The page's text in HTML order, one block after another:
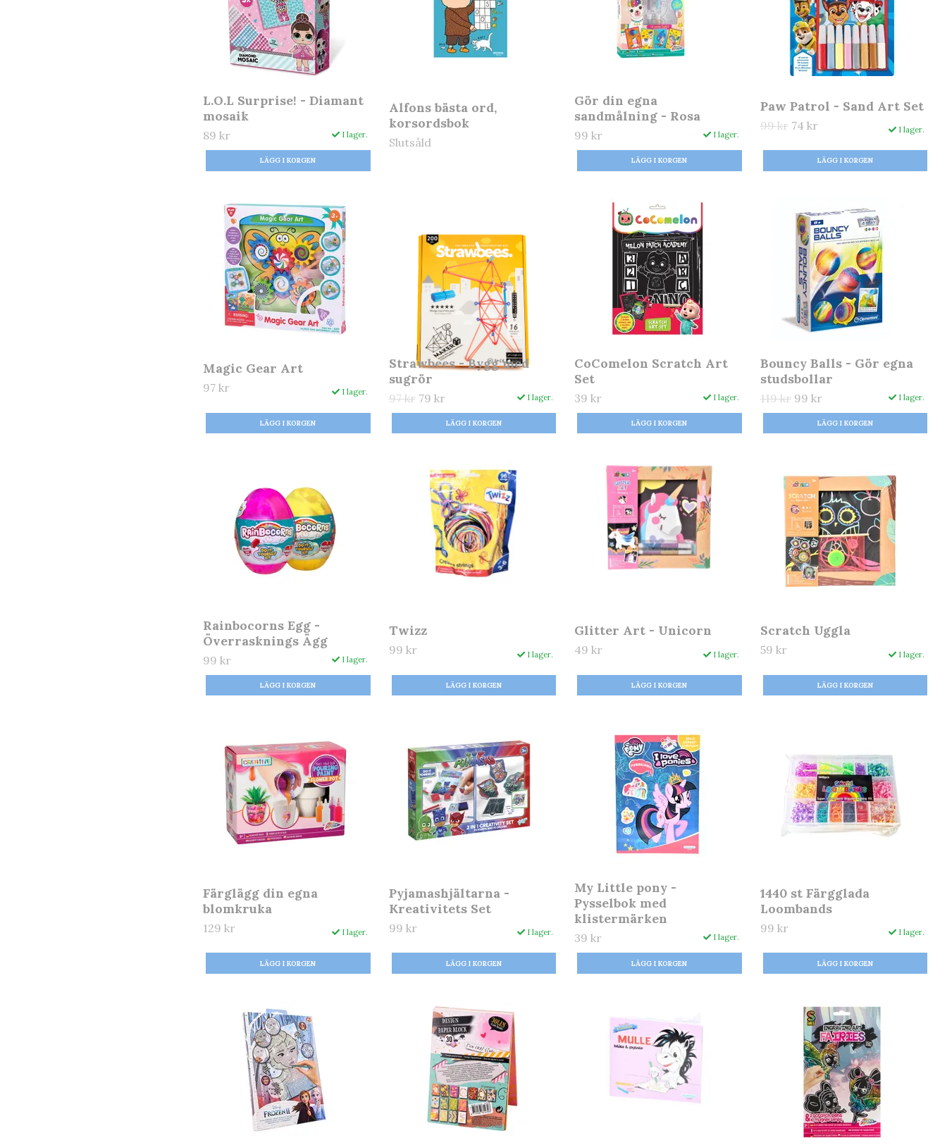
L.O.L Surprise! - Diamant
mosaik
89 kr I lager.
Alfons bästa ord,
korsordsbok
Slutsåld
Gör din egna
sandmålning - Rosa
99 kr I lager.
Paw Patrol - Sand Art Set
99 kr 74 kr I lager.
Magic Gear Art
97 kr I lager.
Strawbees - Bygg med
sugrör
97 kr 79 kr I lager.
CoComelon Scratch Art
Set
39 kr I lager.
Bouncy Balls - Gör egna
studsbollar
119 kr 99 kr I lager.
Rainbocorns Egg -
Överrasknings Ägg
99 kr I lager.
Twizz
99 kr I lager.
Glitter Art - Unicorn
49 kr I lager.
Scratch Uggla
59 kr I lager.
Färglägg din egna
blomkruka
129 kr I lager.
Pyjamashjältarna -
Kreativitets Set
99 kr I lager.
My Little pony -
Pysselbok med
klistermärken
39 kr I lager.
1440 st Färgglada
Loombands
99 kr I lager.